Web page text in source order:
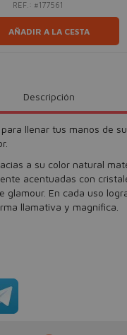
REF.: #177561
AÑADIR A LA CESTA
Descripción
llenar tus manos de
a su color natural
acentuadas con
glamour. En cada uso
llamativa y magnífica.